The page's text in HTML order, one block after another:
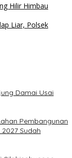
Hilir Himbau
Liar, Polsek
Damai Usai
Pembangunan
Sudah